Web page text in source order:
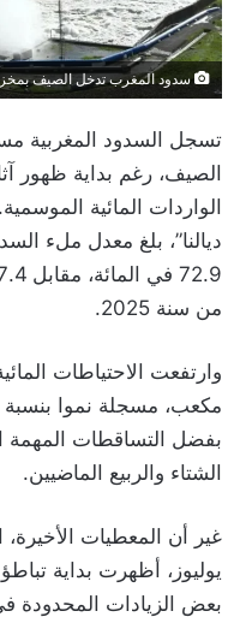
سدود المغرب تدخل الصيف بمخزون
تسجل السدود المغربية
الصيف، رغم بداية ظهور
الواردات المائية
من سنة 2025.
بفضل التساقطات المهمة
الشتاء والربيع الماضيين.
يوليوز، أظهرت بداية
بعض الزيادات المحدودة